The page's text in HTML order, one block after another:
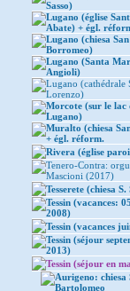
Sasso)
Lugano (église
Abate) + égl.
Lugano (chiesa
Borromeo)
Lugano (Santa
Angioli)
Lugano (cathédrale
Lorenzo)
Morcote (sur le lac
Lugano)
Muralto (chiesa
+ égl. réform.
Rivera (église
Tenero-Contra:
Mascioni (2017)
Tesserete (chiesa
Tessin (vacances:
2008)
Tessin (vacances
Tessin (séjour
2013)
Tessin (séjour en
Aurigeno: chiesa
Bartolomeo